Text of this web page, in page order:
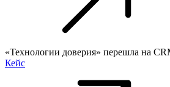
«Технологии доверия» перешла на
Кейс